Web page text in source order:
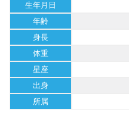
生年月日
年齢
身長
体重
星座
出身
所属